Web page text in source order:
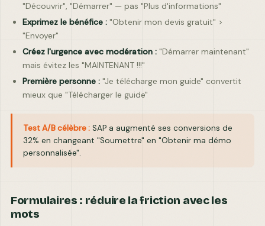
"Découvrir", "Démarrer" — pas "Plus d'informations"
Exprimez le bénéfice : "Obtenir mon devis gratuit" >
"Envoyer"
Créez l'urgence avec modération : "Démarrer maintenant"
mais évitez les "MAINTENANT !!!"
Première personne : "Je télécharge mon guide" convertit
mieux que "Télécharger le guide"
Test A/B célèbre : SAP a augmenté ses conversions de
32% en changeant "Soumettre" en "Obtenir ma démo
personnalisée".
Formulaires : réduire la friction avec les
mots